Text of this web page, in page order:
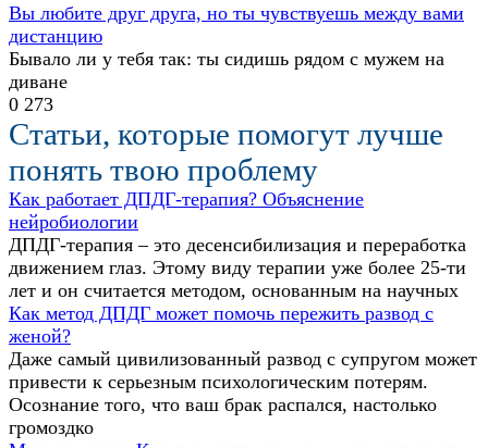
Вы любите друг друга, но ты чувствуешь между вами
дистанцию
Бывало ли у тебя так: ты сидишь рядом с мужем на
диване
0 273
Статьи, которые помогут лучше
понять твою проблему
Как работает ДПДГ-терапия? Объяснение
нейробиологии
ДПДГ-терапия – это десенсибилизация и переработка
движением глаз. Этому виду терапии уже более 25-ти
лет и он считается методом, основанным на научных
Как метод ДПДГ может помочь пережить развод с
женой?
Даже самый цивилизованный развод с супругом может
привести к серьезным психологическим потерям.
Осознание того, что ваш брак распался, настолько
громоздко